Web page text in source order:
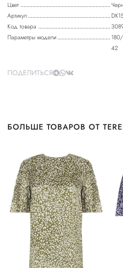
Цвет
Артикул
Код товара
Параметры модели
42
ПОДЕЛИТЬСЯ
БОЛЬШЕ ТОВАРОВ ОТ